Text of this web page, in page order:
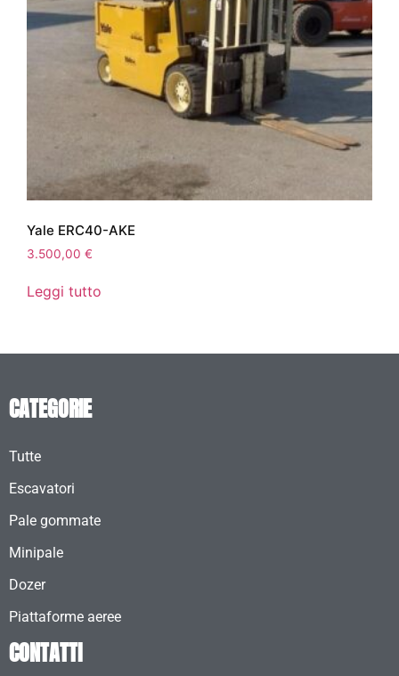
Yale ERC40-AKE
3.500,00 €
Leggi tutto
CATEGORIE
Tutte
Escavatori
Pale gommate
Minipale
Dozer
Piattaforme aeree
CONTATTI